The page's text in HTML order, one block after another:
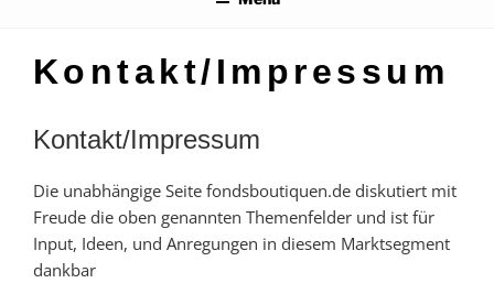
Kontakt/Impressum
Kontakt/Impressum
Die unabhängige Seite fondsboutiquen.de diskutiert mit
Freude die oben genannten Themenfelder und ist für
Input, Ideen, und Anregungen in diesem Marktsegment
dankbar